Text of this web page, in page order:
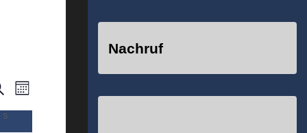
Veranstaltung
Ansichten-
Monat
S
Nachruf